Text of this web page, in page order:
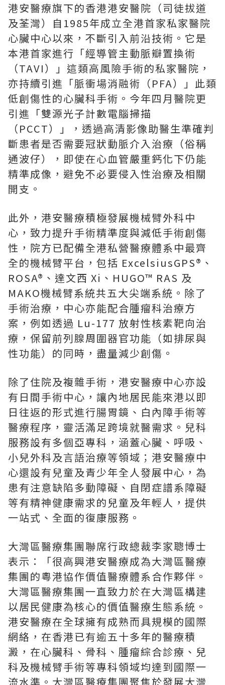
港安醫療旗下的香港港安醫院（司徒拔道
及荃灣）自1985年成立全港首家私家醫院
心臟中心以來，不斷引入前沿技術。它是
本港首家進行「經導管主動脈瓣置換術
（TAVI）」這類高風險手術的私家醫院，
亦持續引進「脈衝場消融術（PFA）」此類
低創傷性的心臟科手術。今年四月醫院更
引進「雙源光子計數電腦掃描
（PCCT）」，透過高清影像助醫生準確判
斷患者是否需要冠狀動脈介入治療（俗稱
通波仔），即使在心血管嚴重鈣化下仍能
精準成像，避免不必要侵入性治療及相關
開支。
此外，港安醫療積極發展機械臂外科中
心，致力提升手術精準度與減低手術創傷
性，院方已配備全港私營醫療體系中最齊
全的機械臂平台，包括 ExcelsiusGPS®、
ROSA®、達文西 Xi、HUGO™ RAS 及
MAKO機械臂系統共五大尖端系統。除了
手術治療，中心亦能配合腫瘤科治療方
案，例如透過 Lu-177 放射性核素靶向治
療，保留前列腺周圍器官功能（如排尿與
性功能）的同時，盡量減少創傷。
除了住院及複雜手術，港安醫療中心亦設
有日間手術中心，讓內地居民能來港以即
日往返的形式進行腸胃鏡、白內障手術等
醫療程序，靈活滿足跨境就醫需求。兒科
服務設有多個亞專科，涵蓋心臟、呼吸、
小兒外科及言語治療等領域；港安醫療中
心還設有兒童及青少年全人發展中心，為
患有注意缺陷多動障礙、自閉症譜系障礙
等有精神健康需求的兒童及年輕人，提供
一站式、全面的復康服務。
大灣區醫療集團聯席行政總裁李家聰博士
表示：「很高興港安醫療成為大灣區醫療
集團的粵港協作價值醫療體系合作夥伴。
大灣區醫療集團一直致力於在大灣區構建
以居民健康為核心的價值醫療生態系統。
港安醫療在全球擁有成熟而具規模的國際
網絡，在香港已有逾五十多年的醫療積
澱，在心臟科、骨科、腫瘤綜合診療、兒
科及機械臂手術等專科領域均達到國際一
流水準。大灣區醫療集團聚焦於發展大灣